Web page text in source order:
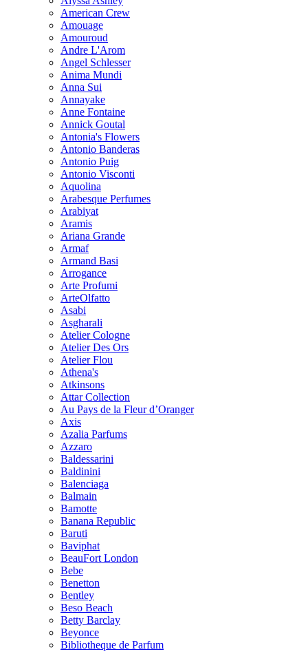
American Crew
Amouage
Amouroud
Andre L'Arom
Angel Schlesser
Anima Mundi
Anna Sui
Annayake
Anne Fontaine
Annick Goutal
Antonia's Flowers
Antonio Banderas
Antonio Puig
Antonio Visconti
Aquolina
Arabesque Perfumes
Arabiyat
Aramis
Ariana Grande
Armaf
Armand Basi
Arrogance
Arte Profumi
ArteOlfatto
Asabi
Asgharali
Atelier Cologne
Atelier Des Ors
Atelier Flou
Athena's
Atkinsons
Attar Collection
Au Pays de la Fleur d’Oranger
Axis
Azalia Parfums
Azzaro
Baldessarini
Baldinini
Balenciaga
Balmain
Bamotte
Banana Republic
Baruti
Baviphat
BeauFort London
Bebe
Benetton
Bentley
Beso Beach
Betty Barclay
Beyonce
Bibliotheque de Parfum